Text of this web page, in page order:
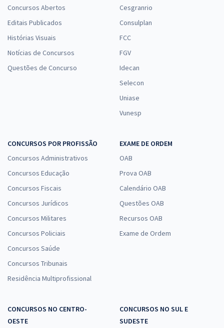
Concursos Abertos
Editais Publicados
Histórias Visuais
Notícias de Concursos
Questões de Concurso
Cesgranrio
Consulplan
FCC
FGV
Idecan
Selecon
Uniase
Vunesp
CONCURSOS POR PROFISSÃO
Concursos Administrativos
Concursos Educação
Concursos Fiscais
Concursos Jurídicos
Concursos Militares
Concursos Policiais
Concursos Saúde
Concursos Tribunais
Residência Multiprofissional
EXAME DE ORDEM
OAB
Prova OAB
Calendário OAB
Questões OAB
Recursos OAB
Exame de Ordem
CONCURSOS NO CENTRO-
OESTE
CONCURSOS NO SUL E
SUDESTE